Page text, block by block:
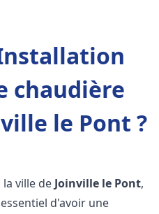
chaudière
le Pont ?
la ville de Joinville le Pont,
d'avoir une